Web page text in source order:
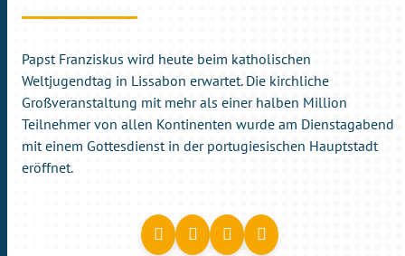
Papst Franziskus wird heute beim katholischen
Weltjugendtag in Lissabon erwartet. Die kirchliche
Großveranstaltung mit mehr als einer halben Million
Teilnehmer von allen Kontinenten wurde am Dienstagabend
mit einem Gottesdienst in der portugiesischen Hauptstadt
eröffnet.